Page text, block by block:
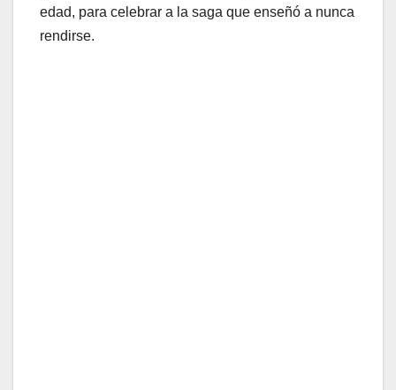
edad, para celebrar a la saga que enseñó a nunca
rendirse.